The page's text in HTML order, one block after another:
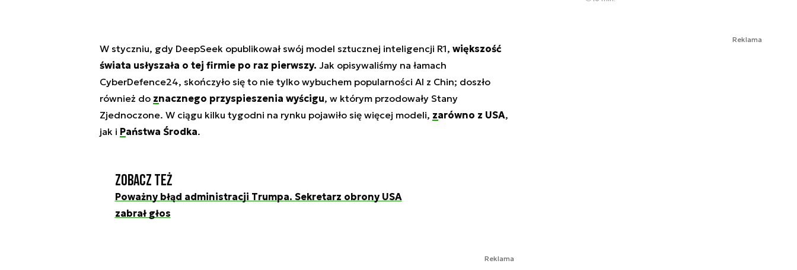
W styczniu, gdy DeepSeek opublikował swój model sztucznej inteligencji R1, większość
świata usłyszała o tej firmie po raz pierwszy. Jak opisywaliśmy na łamach
CyberDefence24, skończyło się to nie tylko wybuchem popularności AI z Chin; doszło
również do znacznego przyspieszenia wyścigu, w którym przodowały Stany
Zjednoczone. W ciągu kilku tygodni na rynku pojawiło się więcej modeli, zarówno z USA,
jak i Państwa Środka.
Zobacz też
Poważny błąd administracji Trumpa. Sekretarz obrony USA
zabrał głos
Reklama
Reklama